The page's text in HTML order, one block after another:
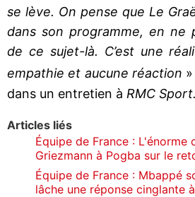
se lève. On pense que Le
dans son programme, en ne
de ce sujet-là. C’est une
empathie et aucune réaction
dans un entretien à RMC Sport.
Articles liés
Équipe de France : L'énorme
Griezmann à Pogba sur le
Équipe de France : Mbappé
lâche une réponse cinglante